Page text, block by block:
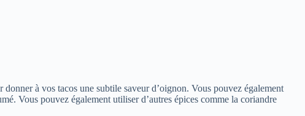
à vos tacos une subtile saveur d’oignon. Vous pouvez également
Vous pouvez également utiliser d’autres épices comme la coriandre